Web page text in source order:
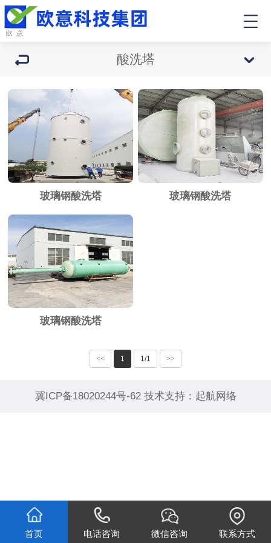
酸洗塔
玻璃钢酸洗塔 玻璃钢酸洗塔
玻璃钢酸洗塔
<< 1 1/1 >>
冀ICP备18020244号-62技术支持： 起航网络
首页 电话咨询 微信咨询 联系方式